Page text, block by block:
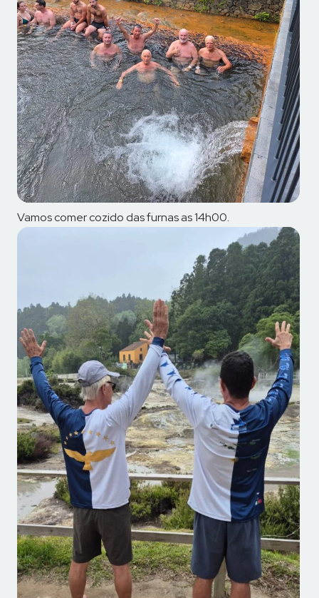
Vamos comer cozido das furnas as 14h00.